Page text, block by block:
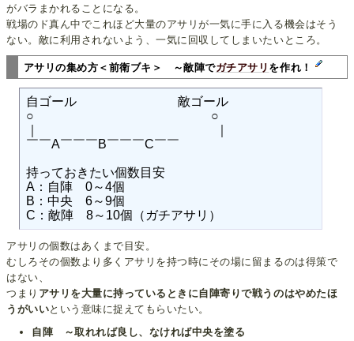
がバラまかれることになる。
戦場のド真ん中でこれほど大量のアサリが一気に手に入る機会はそう
ない。敵に利用されないよう、一気に回収してしまいたいところ。
アサリの集め方＜前衛ブキ＞ ～敵陣でガチアサリ を作れ！
自ゴール　　　　　　　　敵ゴール
○　　　　　　　　　　　　　　○
￣￣A￣￣￣B￣￣￣C￣￣
持っておきたい個数目安
A：自陣　0～4個
B：中央　6～9個
アサリの個数はあくまで目安。
むしろその個数より多くアサリを持つ時にその場に留まるのは得策で
はない、
つまり アサリを大量に持っているときに自陣寄りで戦うのはやめたほ
うがいいという意味に捉えてもらいたい。
自陣 ～取れれば良し、なければ中央を塗る